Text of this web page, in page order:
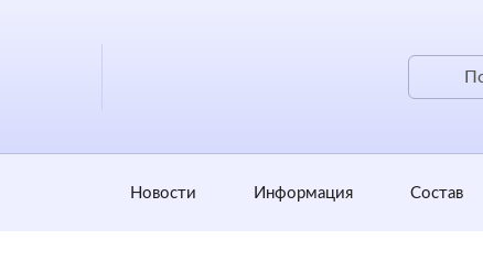
Новости Информация Состав